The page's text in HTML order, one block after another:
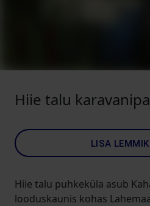
Hiie talu
LISA
Hiie talu puhkeküla asub
looduskaunis kohas